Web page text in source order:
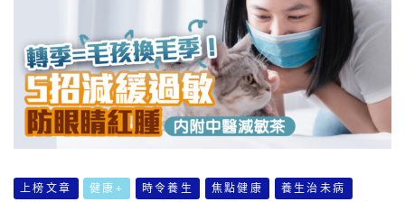
上榜文章 健康+ 時令養生 焦點健康 養生治未病